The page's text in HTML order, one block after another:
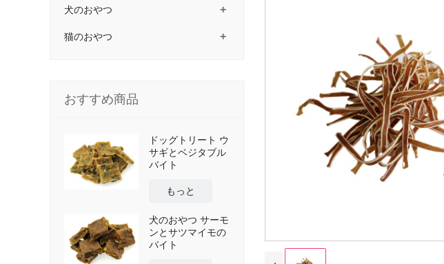
+
犬のおやつ
+
猫のおやつ
おすすめ商品
ドッグトリート ウ
サギとベジタブル
バイト
もっと
犬のおやつ サーモ
ンとサツマイモの
バイト